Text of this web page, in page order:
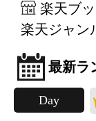
楽天ブ
楽天ジャン
最新ラ
Day